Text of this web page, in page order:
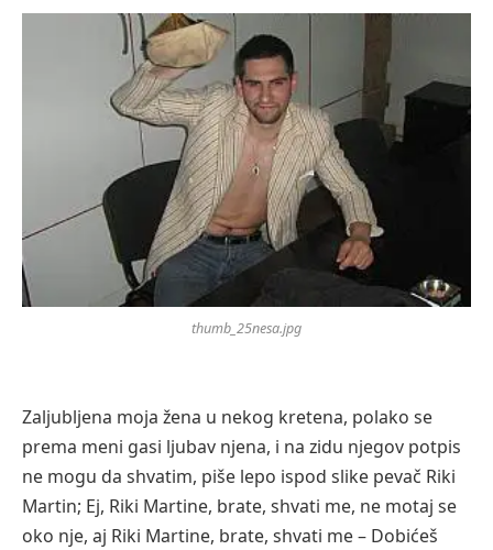
thumb_25nesa.jpg
Zaljubljena moja žena u nekog kretena, polako se
prema meni gasi ljubav njena, i na zidu njegov potpis
ne mogu da shvatim, piše lepo ispod slike pevač Riki
Martin; Ej, Riki Martine, brate, shvati me, ne motaj se
oko nje, aj Riki Martine, brate, shvati me – Dobićeš